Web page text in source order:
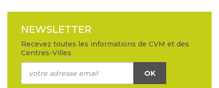
NEWSLETTER
Recevez toutes les informations de CVM et des
Centres-Villes
OK